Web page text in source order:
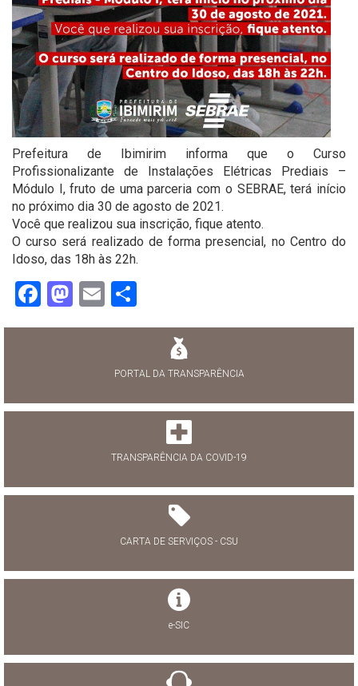
Prefeitura de Ibimirim informa que o Curso
Profissionalizante de Instalações Elétricas Prediais –
Módulo I, fruto de uma parceria com o SEBRAE, terá início
no próximo dia 30 de agosto de 2021.
Você que realizou sua inscrição, fique atento.
O curso será realizado de forma presencial, no Centro do
Idoso, das 18h às 22h.
Facebook
Mastodon
Email
PORTAL DA TRANSPARÊNCIA
TRANSPARÊNCIA DA COVID-19
CARTA DE SERVIÇOS - CSU
e-SIC